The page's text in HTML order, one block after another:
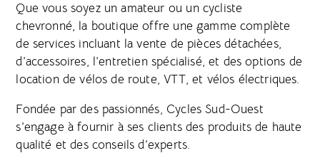
Que vous soyez un amateur ou un cycliste
chevronné, la boutique offre une gamme complète
de services incluant la vente de pièces détachées,
d’accessoires, l’entretien spécialisé, et des options de
location de vélos de route, VTT, et vélos électriques.
Fondée par des passionnés, Cycles Sud-Ouest
s’engage à fournir à ses clients des produits de haute
qualité et des conseils d’experts.